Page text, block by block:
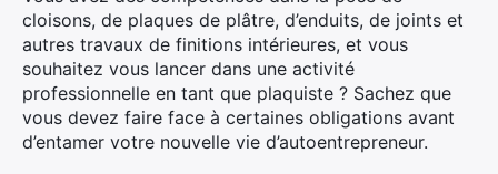
cloisons, de plaques de plâtre, d’enduits, de joints et
autres travaux de finitions intérieures, et vous
souhaitez vous lancer dans une activité
professionnelle en tant que plaquiste ? Sachez que
vous devez faire face à certaines obligations avant
d’entamer votre nouvelle vie d’autoentrepreneur.